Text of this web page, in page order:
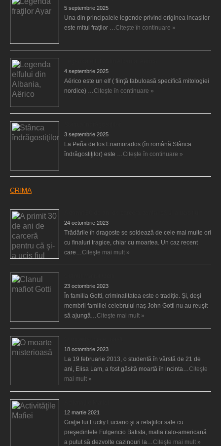
5 septembrie 2025
Una din principalele legende privind originea incaşilor
este mitul fraţilor … Citește în continuare »
4 septembrie 2025
Aërico este un elf ( fiinţă fabuloasă specifică mitologiei
nordice) … Citește în continuare »
3 septembrie 2025
La Peña de los Enamorados (în română Stânca
îndrăgostiţilor) este … Citește în continuare »
CRIMA
24 octombrie 2023
Trădările în dragoste se soldează de cele mai multe ori
cu finaluri tragice, chiar cu moartea. Un caz recent
care… Citeşte mai mult »
23 octombrie 2023
În familia Gotti, criminalitatea este o tradiţie. Şi, deşi
membrii familiei celebrului naş John Gotti nu au reuşit
să ajungă… Citeşte mai mult »
18 octombrie 2023
La 19 februarie 2013, o studentă în vârstă de 21 de
ani, Elisa Lam, a fost găsită moartă în incinta… Citeşte
mai mult »
12 martie 2021
Graţie lui Lucky Luciano şi a relaţiilor sale cu
preşedintele Fulgencio Batista, mafia italo-americană
a putut să dezvolte cazinouri la… Citeşte mai mult »